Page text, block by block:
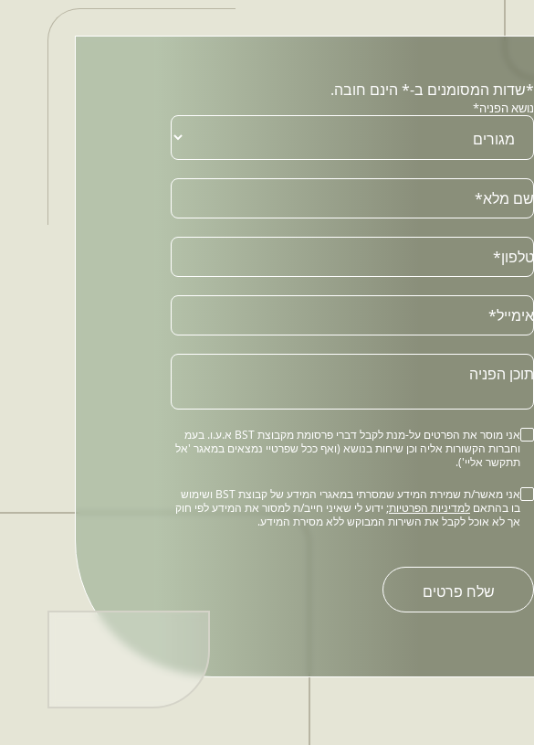
*שדות המסומנים ב-* הינם חובה.
נושא הפניה*
שם מלא*
טלפון*
Email
אימייל*
תוכן הפניה
אני מוסר את הפרטים על-מנת לקבל דברי פרסומת מקבוצת BST א.ע.ו. בעמ
וחברות הקשורות אליה וכן שיחות בנושא (ואף ככל שפרטיי נמצאים במאגר 'אל
תתקשר אליי').
אני מאשר/ת שמירת המידע שמסרתי במאגרי המידע של קבוצת BST ושימוש
בו בהתאם למדיניות הפרטיות; ידוע לי שאיני חייב/ת למסור את המידע לפי חוק
אך לא אוכל לקבל את השירות המבוקש ללא מסירת המידע.
leave
this
field
empty.